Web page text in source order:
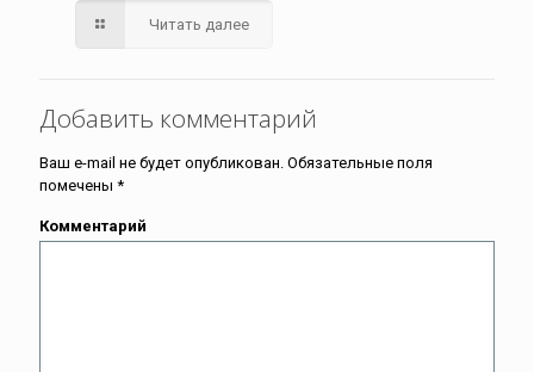
Читать далее
Добавить комментарий
Ваш e-mail не будет опубликован. Обязательные поля
помечены *
Комментарий